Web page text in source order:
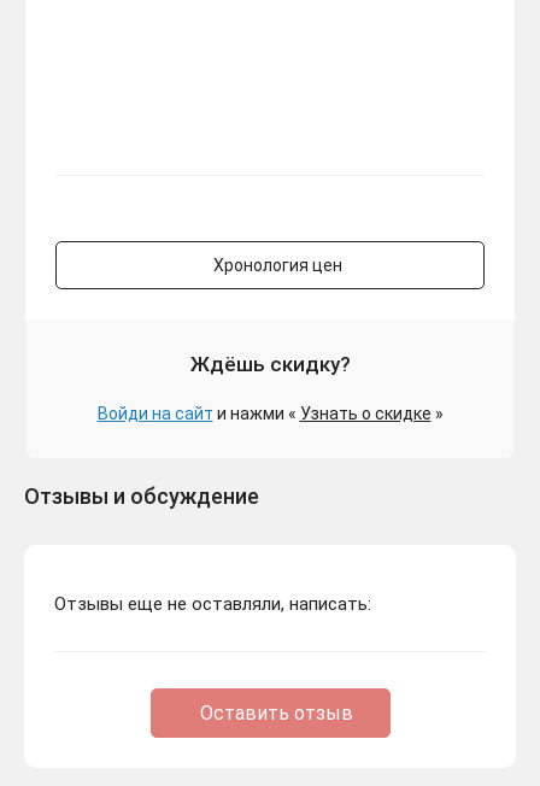
Хронология цен
Ждёшь скидку?
Войди на сайт и нажми « Узнать о скидке »
Отзывы и обсуждение
Отзывы еще не оставляли, написать:
Оставить отзыв